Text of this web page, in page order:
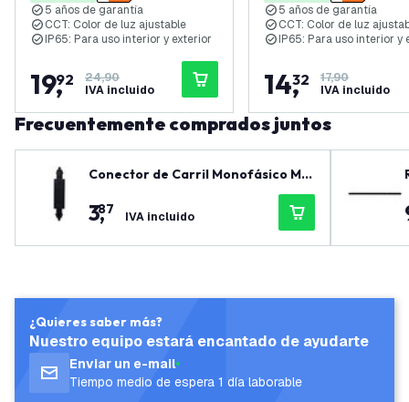
garantía
5 años de garantía
CCT: Color de luz ajustable
IP65: Para uso interior y exterior
19,
92
24,90
IVA incluido
garantía
5 años de garantía
CCT: Color de luz
IP65: Para uso interior y
14,
32
17,90
IVA incluido
Frecuentemente comprados juntos
Conector de Carril Monofásico Me
diano + Fuente de Alimentación - N
egro
3,
87 IVA incluido
¿Quieres saber más?
Nuestro equipo estará encantado de ayudarte
Enviar un e-mail
Tiempo medio de espera 1 día laborable